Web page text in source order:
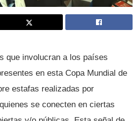
que involucran a los paí­ses
en esta Copa Mundial de
estafas realizadas por
se conecten en ciertas